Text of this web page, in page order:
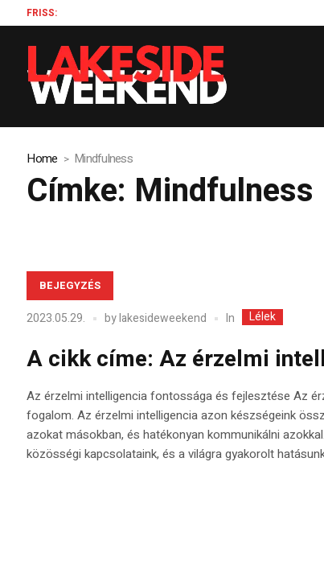
FRISS:
Home Mindfulness
Címke: Mindfulness
BEJEGYZÉS
2023.05.29. bylakesideweekend In Lélek
A cikk címe: Az érzelmi
Az érzelmi intelligencia fontossága és fejlesztése Az
fogalom. Az érzelmi intelligencia azon készségeink
azokat másokban, és hatékonyan kommunikálni
közösségi kapcsolataink, és a világra gyakorolt